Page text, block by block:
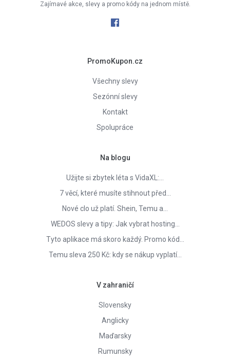
Zajímavé akce, slevy a promo kódy na jednom místě.
PromoKupon.cz
Všechny slevy
Sezónní slevy
Kontakt
Spolupráce
Na blogu
Užijte si zbytek léta s VidaXL:…
7 věcí, které musíte stihnout před…
Nové clo už platí. Shein, Temu a…
WEDOS slevy a tipy: Jak vybrat hosting…
Tyto aplikace má skoro každý. Promo kód…
Temu sleva 250 Kč: kdy se nákup vyplatí…
V zahraničí
Slovensky
Anglicky
Maďarsky
Rumunsky